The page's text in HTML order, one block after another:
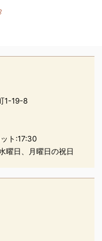
シ ...
1-19-8
ト:17:30
曜日、月曜日の祝日